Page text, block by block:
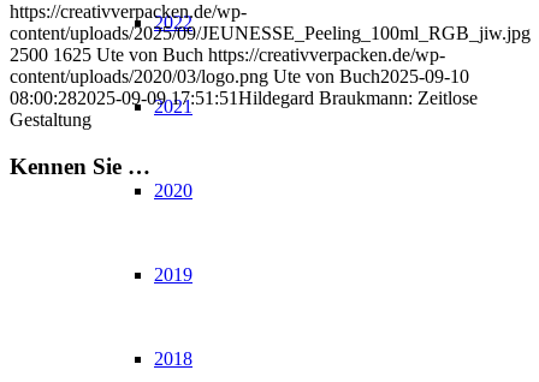
2022
2021
2020
2019
2018
https://creativverpacken.de/wp-
content/uploads/2025/09/JEUNESSE_Peeling_100ml_RGB_jiw.jpg
2500 1625 Ute von Buch https://creativverpacken.de/wp-
content/uploads/2020/03/logo.png Ute von Buch2025-09-10
08:00:282025-09-09 17:51:51Hildegard Braukmann: Zeitlose
Gestaltung
Kennen Sie …